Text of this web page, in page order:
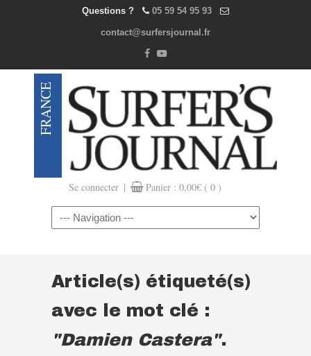
Questions ? 05 59 54 95 93
contact@surfersjournal.fr
Se connecter | Panier : 0,00€ ( 0 )
Navigation
Article(s) étiqueté(s)
avec le mot clé :
"Damien Castera".